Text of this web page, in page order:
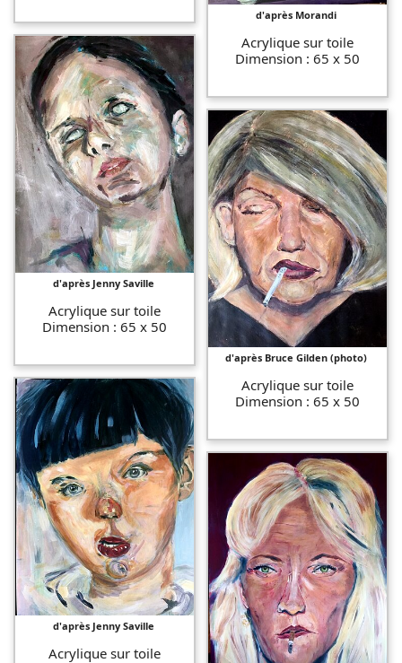
d'après Morandi
Acrylique sur toile
Dimension : 65 x 50
d'après Jenny Saville
Acrylique sur toile
Dimension : 65 x 50
d'après Bruce Gilden (photo)
Acrylique sur toile
Dimension : 65 x 50
d'après Jenny Saville
Acrylique sur toile